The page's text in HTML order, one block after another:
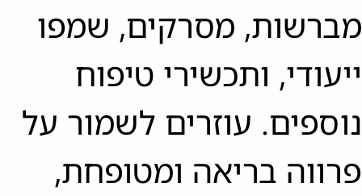
מברשות, מסרקים, שמפו
ייעודי, ותכשירי טיפוח
נוספים. עוזרים לשמור על
פרווה בריאה ומטופחת,